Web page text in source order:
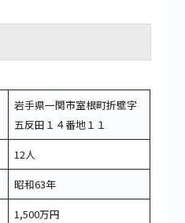
岩手県一関市室根町折壁字
五反田１４番地１１
12人
昭和63年
1,500万円